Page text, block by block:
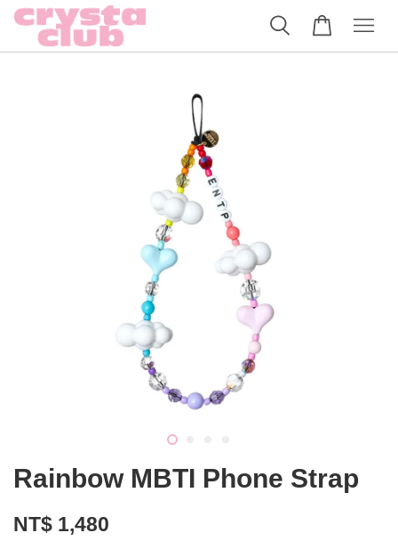
Rainbow MBTI Phone Strap
NT$ 1,480